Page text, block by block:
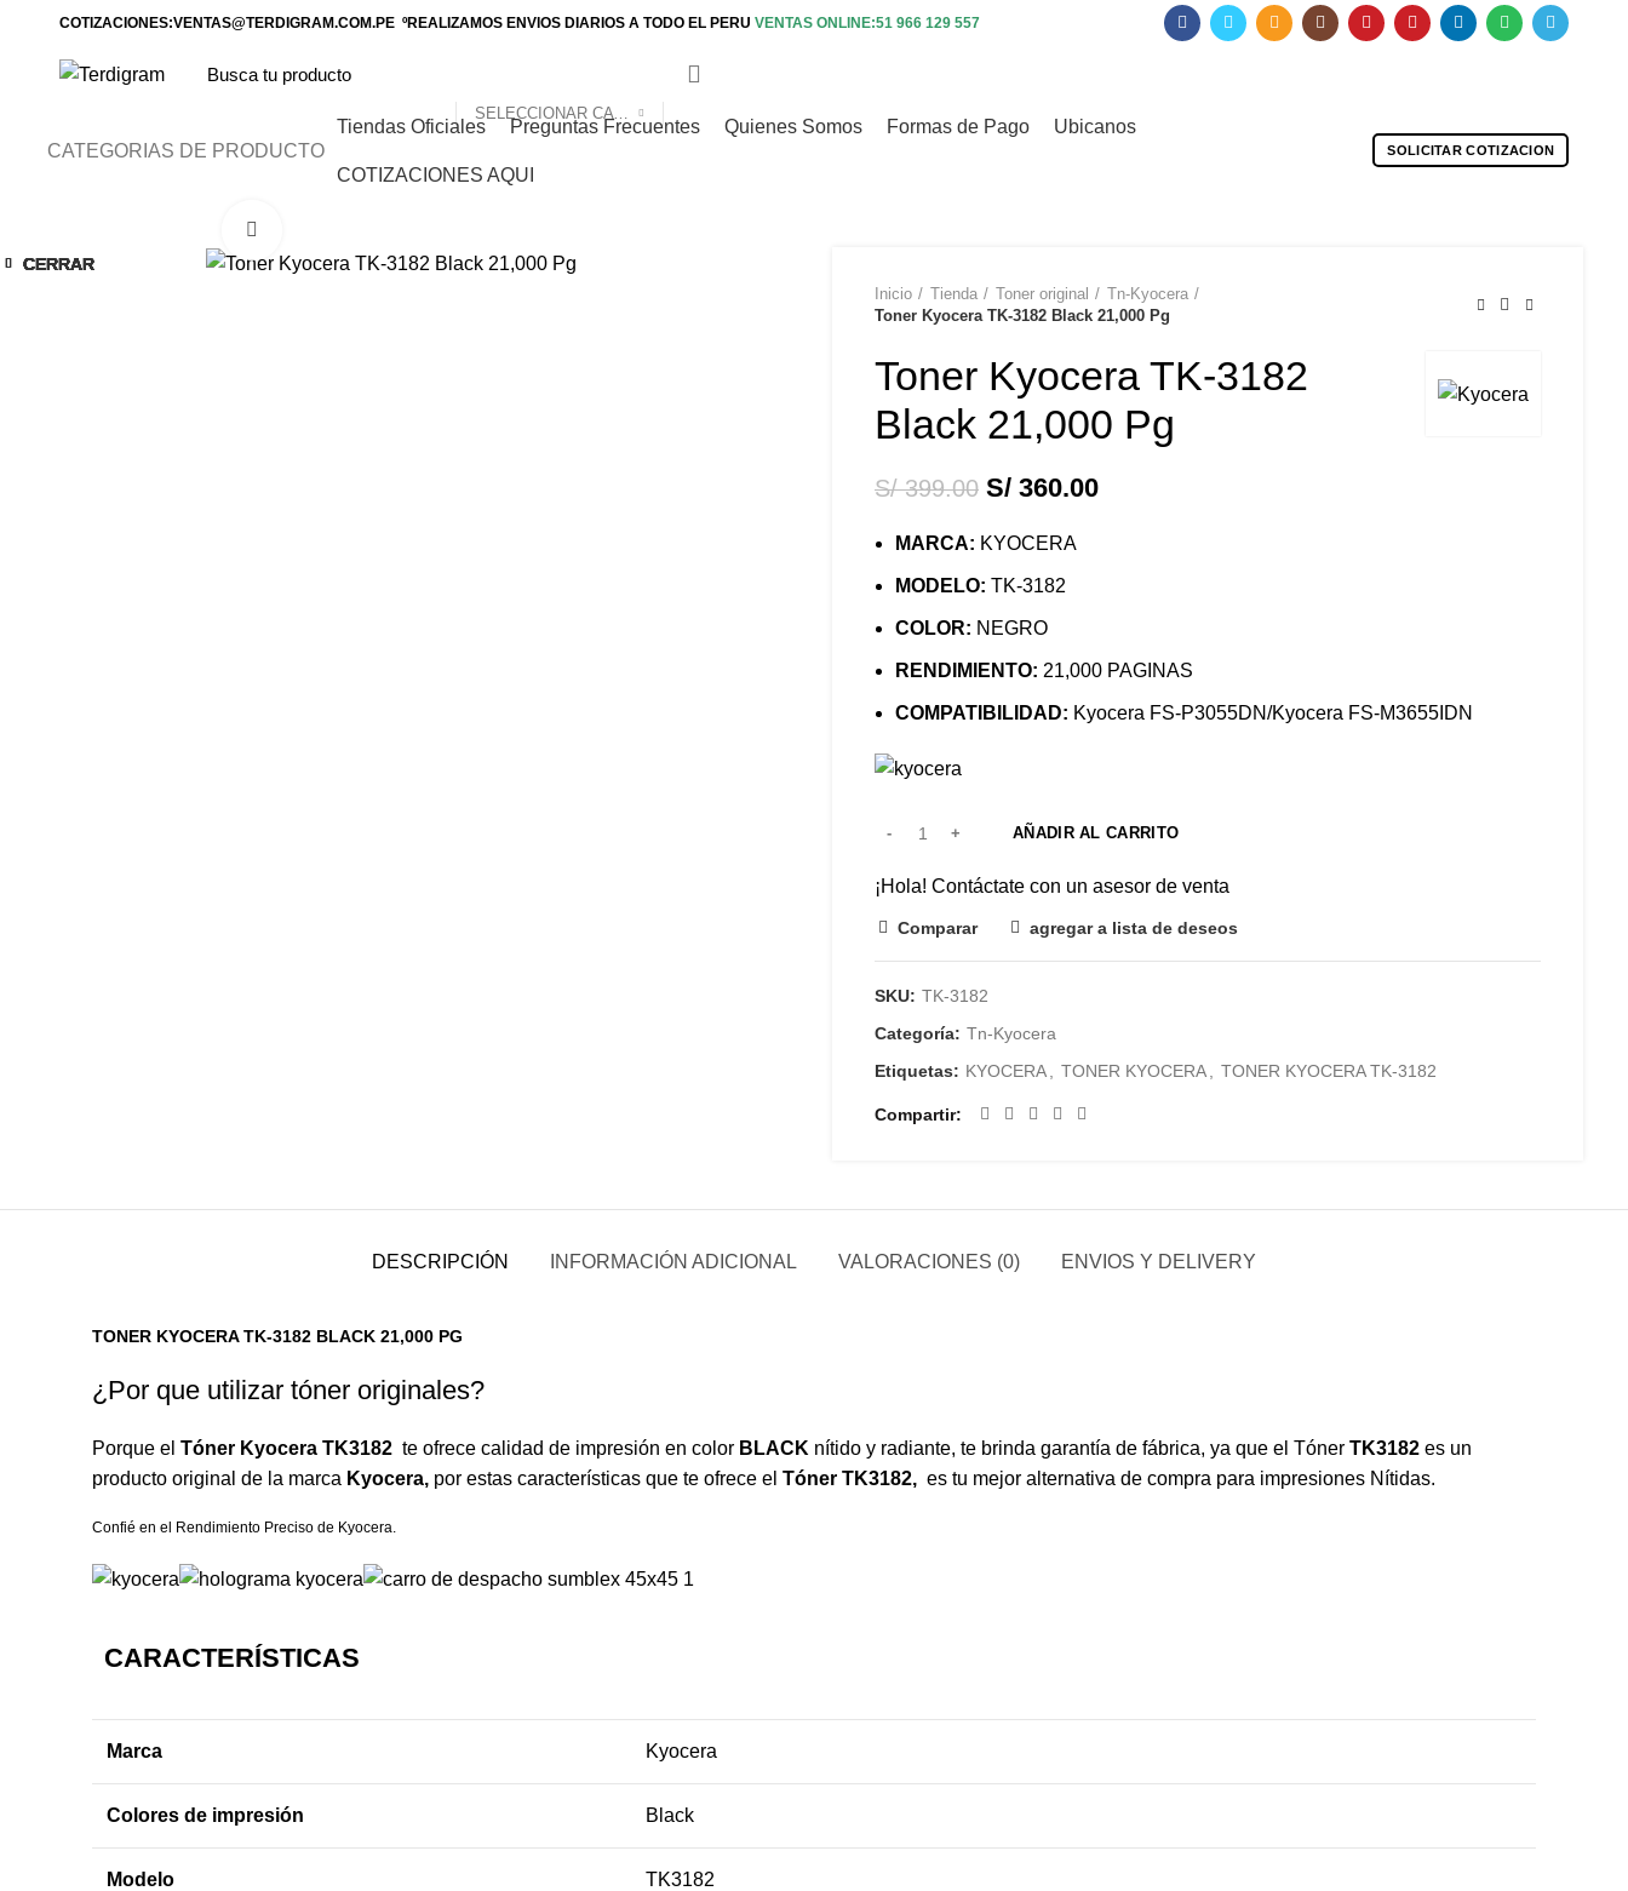
COTIZACIONES:VENTAS@TERDIGRAM.COM.PE ºREALIZAMOS ENVIOS DIARIOS A TODO EL PERU VENTAS ONLINE:51 966 129 557
SELECCIONAR CATEGORIA
CATEGORIAS DE PRODUCTO
Tiendas Oficiales Preguntas Frecuentes Quienes Somos Formas de Pago Ubicanos
COTIZACIONES AQUI
SOLICITAR COTIZACION
Inicio Tienda Toner original
Tn-Kyocera
Toner Kyocera TK-3182 Black 21,000 Pg
Toner Kyocera TK-3182
Black 21,000 Pg
S/399.00 S/ 360.00
MARCA: KYOCERA
MODELO: TK-3182
COLOR: NEGRO
RENDIMIENTO: 21,000 PAGINAS
COMPATIBILIDAD: Kyocera FS-P3055DN/Kyocera FS-M3655IDN
AÑADIR AL CARRITO
¡Hola! Contáctate con un asesor de venta
Comparar agregar a lista de deseos
SKU: TK-3182
Categoría: Tn-Kyocera
Etiquetas: KYOCERA, TONER KYOCERA, TONER KYOCERA TK-3182
Compartir
DESCRIPCIÓN INFORMACIÓN ADICIONAL VALORACIONES (0) ENVIOS Y DELIVERY
TONER KYOCERA TK-3182 BLACK 21,000 PG
¿Por que utilizar tóner originales?
Porque el Tóner Kyocera TK3182 te ofrece calidad de impresión en color BLACK nítido y radiante, te brinda garantía de fábrica, ya que el Tóner TK3182 es un
producto original de la marca Kyocera, por estas características que te ofrece el Tóner TK3182, es tu mejor alternativa de compra para impresiones Nítidas.
Confié en el Rendimiento Preciso de Kyocera.
CARACTERÍSTICAS
Marca Kyocera
Colores de impresión Black
Modelo TK3182
CERRAR
CERRAR
CERRAR
CERRAR
CERRAR
CERRAR
CERRAR
CERRAR